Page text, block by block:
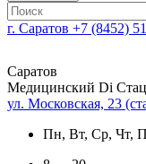
г. Саратов +7 (8452)
Саратов
Медицинский Di
ул. Московская, 23
Пн, Вт, Ср, Чт,